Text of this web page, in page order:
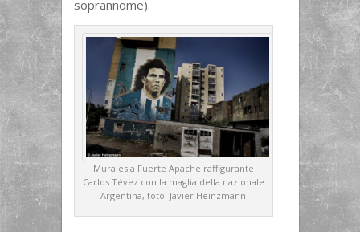
soprannome).
Murales a Fuerte Apache raffigurante
Carlos Tévez con la maglia della nazionale
Argentina, foto: Javier Heinzmann